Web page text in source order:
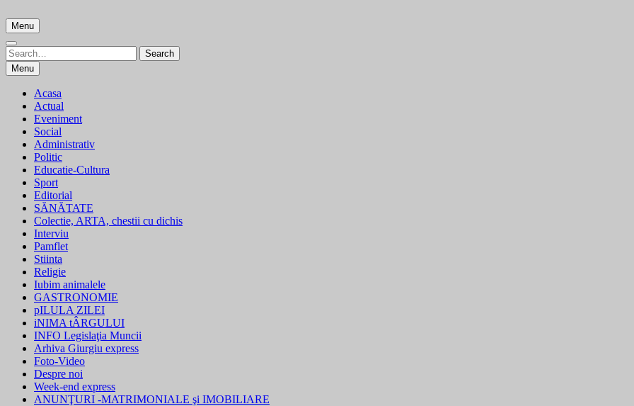
to
content
Menu
Search
for:
Search
Menu
Acasa
Actual
Eveniment
Social
Administrativ
Politic
Educatie-Cultura
Sport
Editorial
SĂNĂTATE
Colectie, ARTA, chestii cu dichis
Interviu
Pamflet
Stiinta
Religie
Iubim animalele
GASTRONOMIE
pILULA ZILEI
iNIMA tÂRGULUI
INFO Legislaţia Muncii
Arhiva Giurgiu express
Foto-Video
Despre noi
Week-end express
ANUNŢURI -MATRIMONIALE şi IMOBILIARE